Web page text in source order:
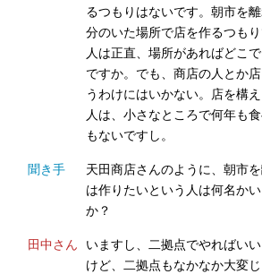
るつもりはないです。朝市を
分のいた場所で店を作るつも
人は正直、場所があればどこ
ですか。でも、商店の人とか
うわけにはいかない。店を構
人は、小さなところで何年も
もないですし。
聞き手
天田商店さんのように、朝市
は作りたいという人は何名か
か？
田中さん いますし、二拠点でやればい
けど、二拠点もなかなか大変